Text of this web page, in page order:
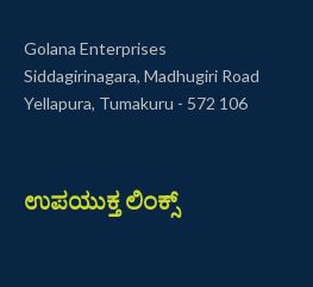
Golana Enterprises
Siddagirinagara, Madhugiri Road
Yellapura, Tumakuru - 572 106
ಉಪಯುಕ್ತ ಲಿಂಕ್ಸ್